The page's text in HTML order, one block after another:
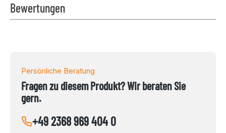
Bewertungen
Persönliche Beratung
Fragen zu diesem Produkt? Wir beraten Sie
gern.
+49 2368 969 404 0